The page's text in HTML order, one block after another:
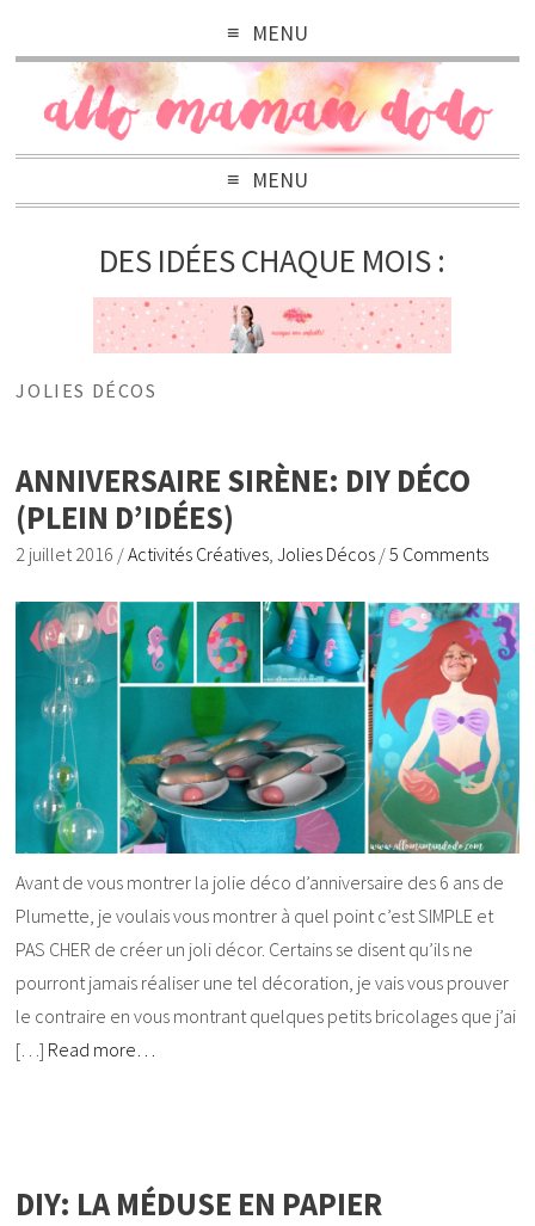
MENU
MENU
DES IDÉES CHAQUE MOIS :
JOLIES DÉCOS
ANNIVERSAIRE SIRÈNE: DIY DÉCO
(PLEIN D’IDÉES)
2 juillet 2016 /Activités Créatives ,Jolies Décos /5 Comments
Avant de vous montrer la jolie déco d’anniversaire des 6 ans de
Plumette, je voulais vous montrer à quel point c’est SIMPLE et
PAS CHER de créer un joli décor. Certains se disent qu’ils ne
pourront jamais réaliser une tel décoration, je vais vous prouver
le contraire en vous montrant quelques petits bricolages que j’ai
[…] Read more…
DIY: LA MÉDUSE EN PAPIER